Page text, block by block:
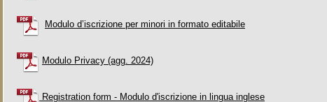
Modulo d’iscrizione per minori in formato editabile
Modulo Privacy (agg. 2024)
Registration form - Modulo d'iscrizione in lingua inglese